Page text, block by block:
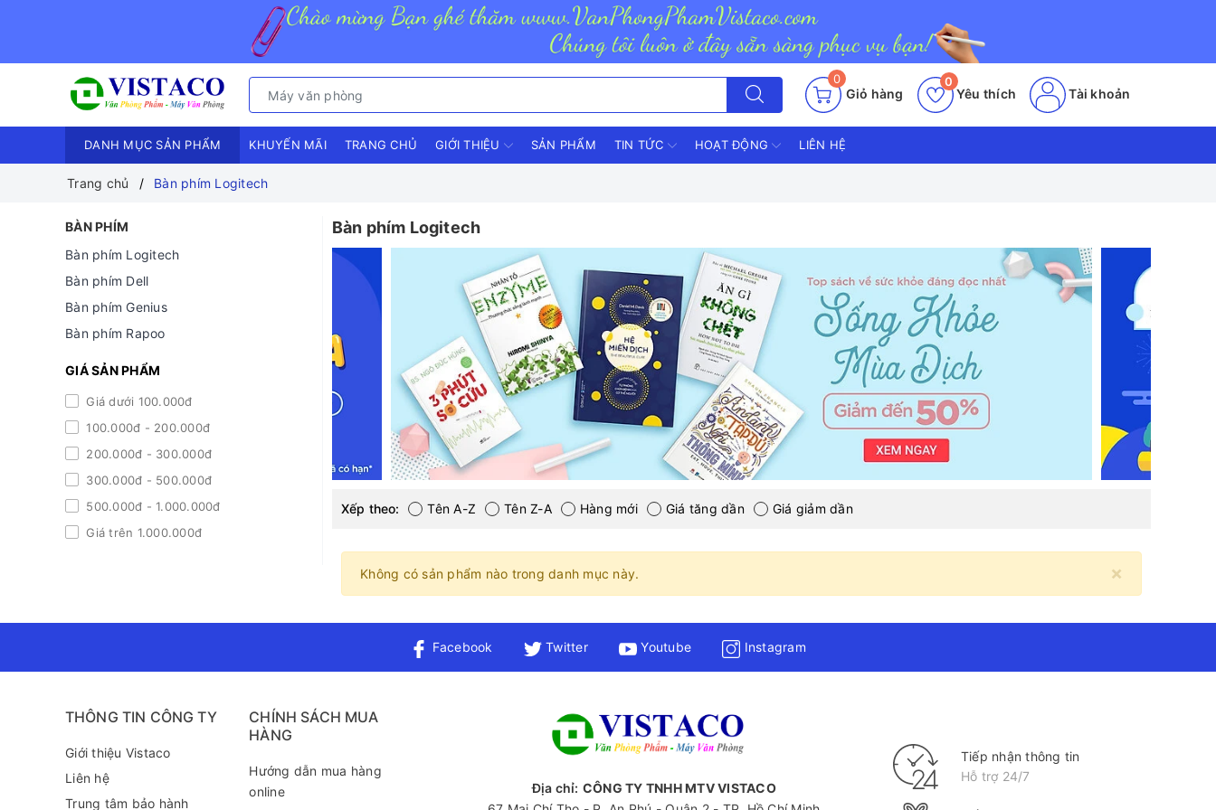
0
Giỏ hàng Yêu thích
0
Tài khoản
DANH MỤC SẢN PHẨM KHUYẾN MÃI TRANG CHỦ GIỚI THIỆU SẢN PHẨM TIN TỨC HOẠT ĐỘNG LIÊN HỆ
Trang chủ Bàn phím Logitech
BÀN PHÍM
Bàn phím Logitech
Bàn phím Dell
Bàn phím Genius
Bàn phím Rapoo
GIÁ SẢN PHẨM
Giá dưới 100.000đ
100.000đ - 200.000đ
200.000đ - 300.000đ
300.000đ - 500.000đ
500.000đ - 1.000.000đ
Giá trên 1.000.000đ
Bàn phím Logitech
Xếp theo: Tên A-Z Tên Z-A Hàng mới Giá tăng dần Giá giảm dần
×
Không có sản phẩm nào trong danh mục này.
Facebook Twitter Youtube Instagram
THÔNG TIN CÔNG TY
Giới thiệu Vistaco
Liên hệ
Trung tâm bảo hành
CHÍNH SÁCH MUA
HÀNG
Hướng dẫn mua hàng
online
Địa chỉ: CÔNG TY TNHH MTV VISTACO
Tiếp nhận thông tin
Hỗ trợ 24/7